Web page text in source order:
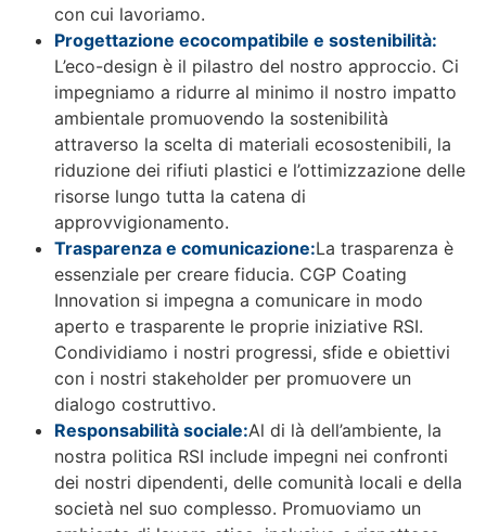
con cui lavoriamo.
Progettazione ecocompatibile e sostenibilità:
L’eco-design è il pilastro del nostro approccio. Ci
impegniamo a ridurre al minimo il nostro impatto
ambientale promuovendo la sostenibilità
attraverso la scelta di materiali ecosostenibili, la
riduzione dei rifiuti plastici e l’ottimizzazione delle
risorse lungo tutta la catena di
approvvigionamento.
Trasparenza e comunicazione:La trasparenza è
essenziale per creare fiducia. CGP Coating
Innovation si impegna a comunicare in modo
aperto e trasparente le proprie iniziative RSI.
Condividiamo i nostri progressi, sfide e obiettivi
con i nostri stakeholder per promuovere un
dialogo costruttivo.
Responsabilità sociale:Al di là dell’ambiente, la
nostra politica RSI include impegni nei confronti
dei nostri dipendenti, delle comunità locali e della
società nel suo complesso. Promuoviamo un